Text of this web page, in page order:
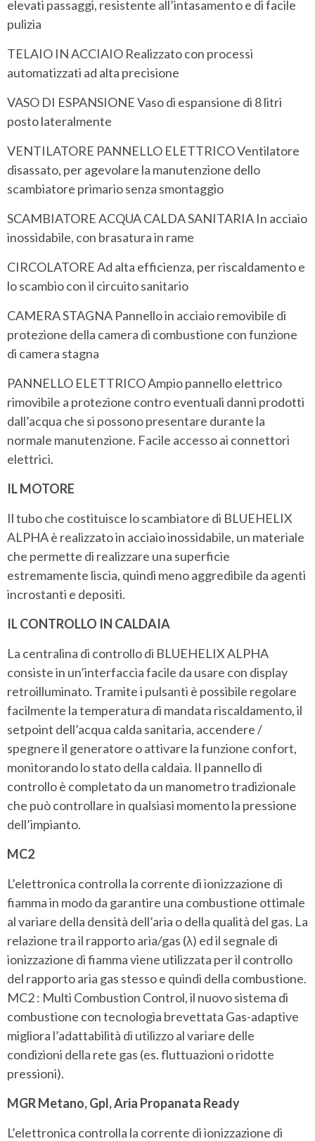
elevati passaggi, resistente all’intasamento e di facile
pulizia
TELAIO IN ACCIAIO Realizzato con processi
automatizzati ad alta precisione
VASO DI ESPANSIONE Vaso di espansione di 8 litri
posto lateralmente
VENTILATORE PANNELLO ELETTRICO Ventilatore
disassato, per agevolare la manutenzione dello
scambiatore primario senza smontaggio
SCAMBIATORE ACQUA CALDA SANITARIA In acciaio
inossidabile, con brasatura in rame
CIRCOLATORE Ad alta efficienza, per riscaldamento e
lo scambio con il circuito sanitario
CAMERA STAGNA Pannello in acciaio removibile di
protezione della camera di combustione con funzione
di camera stagna
PANNELLO ELETTRICO Ampio pannello elettrico
rimovibile a protezione contro eventuali danni prodotti
dall’acqua che si possono presentare durante la
normale manutenzione. Facile accesso ai connettori
elettrici.
IL MOTORE
Il tubo che costituisce lo scambiatore di BLUEHELIX
ALPHA è realizzato in acciaio inossidabile, un materiale
che permette di realizzare una superficie
estremamente liscia, quindi meno aggredibile da agenti
incrostanti e depositi.
IL CONTROLLO IN CALDAIA
La centralina di controllo di BLUEHELIX ALPHA
consiste in un’interfaccia facile da usare con display
retroilluminato. Tramite i pulsanti è possibile regolare
facilmente la temperatura di mandata riscaldamento, il
setpoint dell’acqua calda sanitaria, accendere /
spegnere il generatore o attivare la funzione confort,
monitorando lo stato della caldaia. Il pannello di
controllo è completato da un manometro tradizionale
che può controllare in qualsiasi momento la pressione
dell’impianto.
MC2
L’elettronica controlla la corrente di ionizzazione di
fiamma in modo da garantire una combustione ottimale
al variare della densità dell’aria o della qualità del gas. La
relazione tra il rapporto aria/gas (λ) ed il segnale di
ionizzazione di fiamma viene utilizzata per il controllo
del rapporto aria gas stesso e quindi della combustione.
MC2 : Multi Combustion Control, il nuovo sistema di
combustione con tecnologia brevettata Gas-adaptive
migliora l’adattabilità di utilizzo al variare delle
condizioni della rete gas (es. fluttuazioni o ridotte
pressioni).
MGR Metano, Gpl, Aria Propanata Ready
L’elettronica controlla la corrente di ionizzazione di